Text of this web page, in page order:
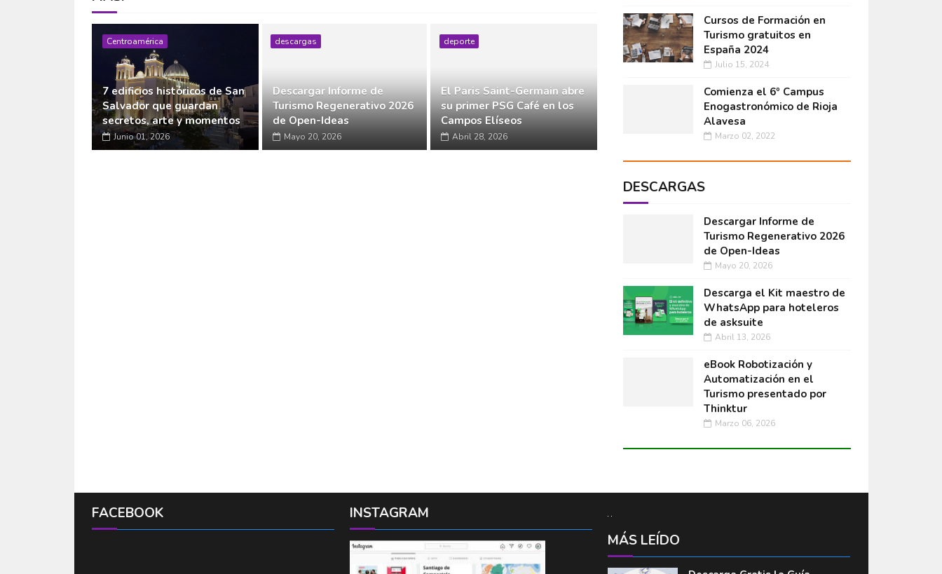
Centroamérica
7 edificios históricos de San
Salvador que guardan
secretos, arte y momentos
Junio 01, 2026
descargas
Descargar Informe de
Turismo Regenerativo 2026
de Open-Ideas
Mayo 20, 2026
deporte
El Paris Saint-Germain abre
su primer PSG Café en los
Campos Elíseos
Abril 28, 2026
Cursos de Formación en
Turismo gratuitos en
España 2024
Julio 15, 2024
Comienza el 6º Campus
Enogastronómico de Rioja
Alavesa
Marzo 02, 2022
DESCARGAS
Descargar Informe de
Turismo Regenerativo 2026
de Open-Ideas
Mayo 20, 2026
Descarga el Kit maestro de
WhatsApp para hoteleros
de asksuite
Abril 13, 2026
eBook Robotización y
Automatización en el
Turismo presentado por
Thinktur
Marzo 06, 2026
FACEBOOK
INSTAGRAM
MÁS LEÍDO